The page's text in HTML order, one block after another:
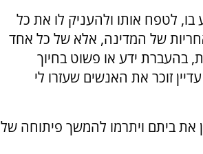
לטפח אותו ולהעניק לו את כל
של המדינה, אלא של כל אחד
בהעברת ידע או פשוט בחיוך
לארץ אני עדיין זוכר את האנשים שעזרו לי
את ביתם ויתרמו להמשך פיתוחה של